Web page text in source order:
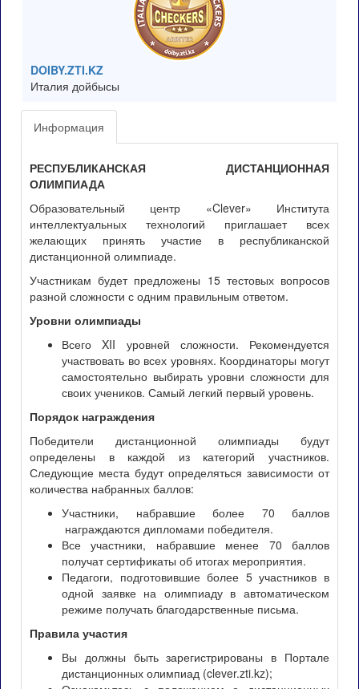
DOIBY.ZTI.KZ
Италия дойбысы
Информация
РЕСПУБЛИКАНСКАЯ ДИСТАНЦИОННАЯ
ОЛИМПИАДА
Образовательный центр «Clever» Института
интеллектуальных технологий приглашает всех
желающих принять участие в республиканской
дистанционной олимпиаде.
Участникам будет предложены 15 тестовых вопросов
разной сложности с одним правильным ответом.
Уровни олимпиады
Всего XII уровней сложности. Рекомендуется
участвовать во всех уровнях. Координаторы могут
самостоятельно выбирать уровни сложности для
своих учеников. Самый легкий первый уровень.
Порядок награждения
Победители дистанционной олимпиады будут
определены в каждой из категорий участников.
Следующие места будут определяться зависимости от
количества набранных баллов:
Участники, набравшие более 70 баллов
награждаются дипломами победителя.
Все участники, набравшие менее 70 баллов
получат сертификаты об итогах мероприятия.
Педагоги, подготовившие более 5 участников в
одной заявке на олимпиаду в автоматическом
режиме получать благодарственные письма.
Правила участия
Вы должны быть зарегистрированы в Портале
дистанционных олимпиад (clever.zti.kz);